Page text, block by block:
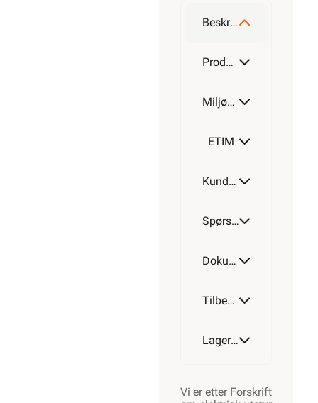
Beskrivelse
Produktdetaljer
Miljøparametere
ETIM
Kundeomtale
Spørsmål og svar
Dokumentasjon
Tilbehør
Lagerstatus
Vi er etter Forskrift